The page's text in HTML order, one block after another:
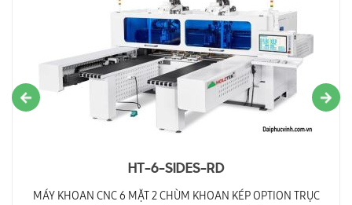
HT-6-SIDES-RD
MÁY KHOAN CNC 6 MẶT 2 CHÙM KHOAN KÉP OPTION TRỤC